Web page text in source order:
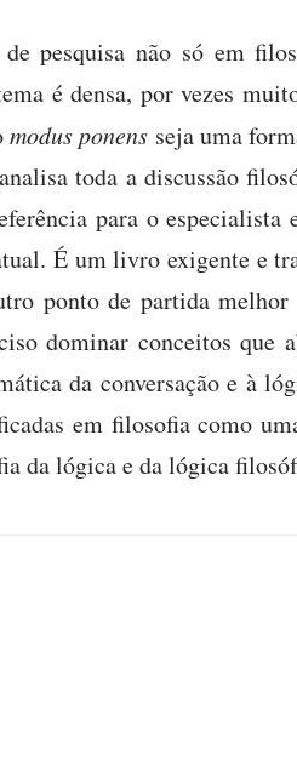
pesquisa não só em
é densa, por vezes
modus ponens seja uma
toda a discussão
para o especialista
É um livro exigente e
ponto de partida
dominar conceitos que
da conversação e à
em filosofia como
da lógica e da lógica